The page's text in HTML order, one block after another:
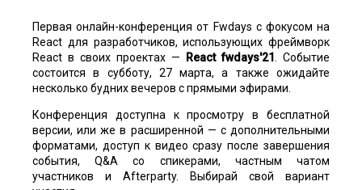
Первая онлайн-конференция от Fwdays с фокусом на
React для разработчиков, использующих фреймворк
React в своих проектах —
React fwdays'21
. Событие
состоится в субботу, 27 марта, а также ожидайте
несколько будних вечеров с прямыми эфирами.
Конференция доступна к просмотру в бесплатной
версии, или же в расширенной — с дополнительными
форматами, доступ к видео сразу после завершения
события, Q&A со спикерами, частным чатом
участников и Afterparty. Выбирай свой вариант